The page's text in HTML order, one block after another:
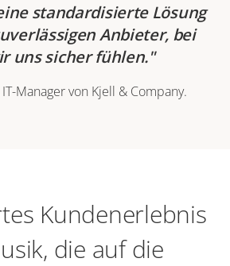
standardisierte Lösung
Anbieter, bei
uns sicher fühlen.
Manager von Kjell & Company.
Kundenerlebnis
die auf die